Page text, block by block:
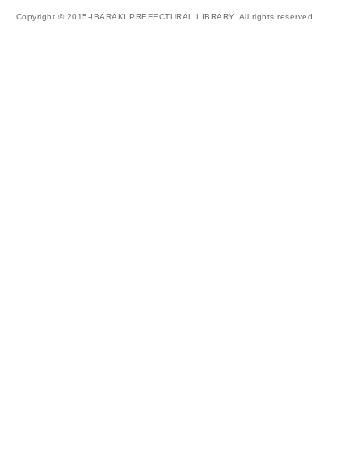
Copyright © 2015-IBARAKI PREFECTURAL LIBRARY. All rights reserved.